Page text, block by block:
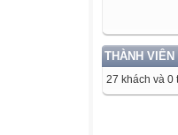
THÀNH
27 khách và 0